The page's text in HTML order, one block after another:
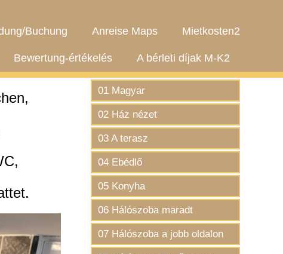
Buchung Anreise Maps Mietkosten2
Bewertung-értékelés A bérleti díjak M-K2
01 Magyar
02 Ház nézet
03 A terasz
04 Ebédlő
05 Konyha
06 Hálószoba maradt
07 Hálószoba a jobb oldalon